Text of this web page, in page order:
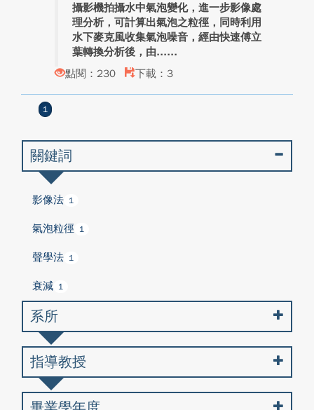
攝影機拍攝水中氣泡變化，進一步影像處
理分析，可計算出氣泡之粒徑，同時利用
水下麥克風收集氣泡噪音，經由快速傅立
葉轉換分析後，由...
點閱：230
下載：3
1
關鍵詞
影像法 1
氣泡粒徑 1
聲學法 1
衰減 1
系所
指導教授